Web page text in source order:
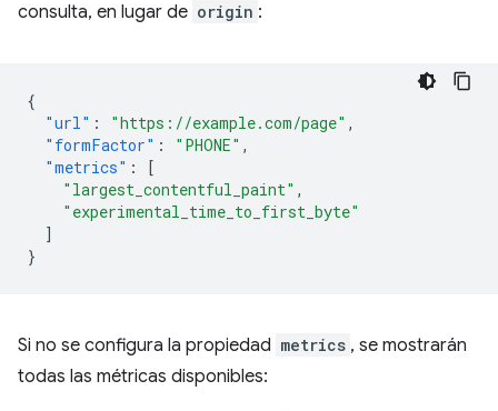
consulta, en lugar de origin :
{
"url" : "https://example.com/page" ,
"formFactor" : "PHONE" ,
"metrics" :
[
"largest_contentful_paint" ,
"experimental_time_to_first_byte"
]
}
Si no se configura la propiedad metrics , se mostrarán
todas las métricas disponibles: